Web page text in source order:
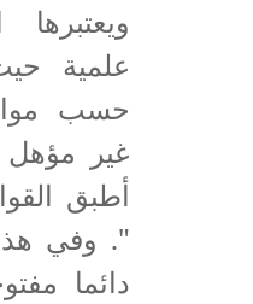
علمية
حسب
غير مؤهل
أطبق
". وفي
دائما